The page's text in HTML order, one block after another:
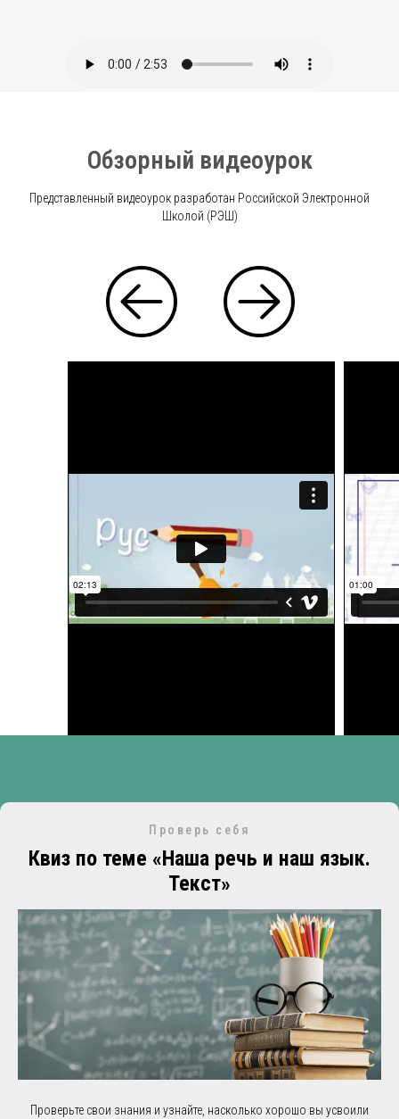
Обзорный видеоурок
Представленный видеоурок разработан Российской Электронной
Школой (РЭШ)
Проверь себя
Квиз по теме «Наша речь и наш язык.
Текст»
Проверьте свои знания и узнайте, насколько хорошо вы усвоили